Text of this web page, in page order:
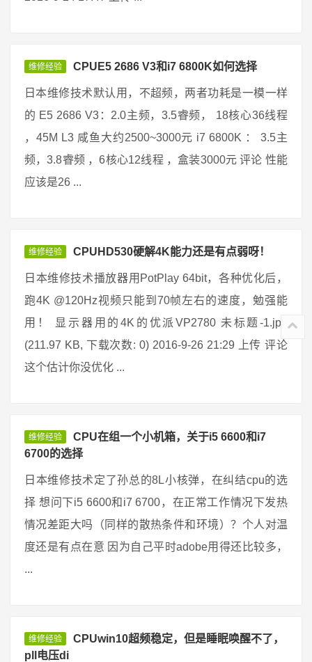
维修经验 CPUE5 2686 V3和i7 6800K如何选择
日本维修技术默认用，不超频，两者功耗是一模一样
的 E5 2686 V3：2.0主频，3.5睿频， 18核心36线程
，45M L3 咸鱼大约2500~3000元 i7 6800K ： 3.5主
频，3.8睿频 ，6核心12线程 ，盒装3000元 评论 性能
应该是26 ...
维修经验 CPUHD530硬解4K能力还是有点弱呀！
日本维修技术播放器用PotPlay 64bit，各种优化后，
跑4K @120Hz视频只能到70帧左右的速度，勉强能
用！ 显示器用的4K的优派VP2780 未标题-1.jpg
(211.97 KB, 下载次数: 0) 2016-9-26 21:29 上传 评论
这个估计你没优化 ...
维修经验
CPU在组一个小机箱，关于i5 6600和i7
6700的选择
日本维修技术定了孙总的8L小核弹，在纠结cpu的选
择 想问下i5 6600和i7 6700，在正常工作情况下发热
情况差距大吗（同样的散热条件和环境）？个人对温
度还是有点在意 因为自己平时adobe用得还比较多，
...
维修经验
CPUwin10超频稳定，但是睡眠唤醒不了，
pll电压di